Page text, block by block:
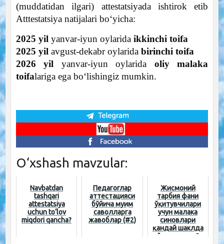
(muddatidan ilgari) attestatsiyada ishtirok etib
Atttestatsiya natijalari bo‘yicha:
2025 yil yanvar-iyun oylarida ikkinchi toifa
2025 yil avgust-dekabr oylarida birinchi toifa
2026 yil yanvar-iyun oylarida oliy malaka
toifalariga ega bo‘lishingiz mumkin.
O‘xshash mavzular:
Navbatdan
tashqari
attestatsiya
uchun to‘lov
miqdori qancha?
Педагоглар
аттестацияси
бўйича муҳим
саволларга
жавоблар (#2)
Жисмоний
тарбия фани
ўқитувчилари
учун малака
синовлари
қандай шаклда
ўтказилади?